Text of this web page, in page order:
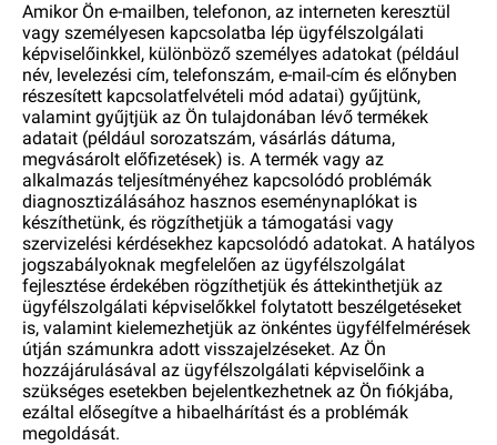
Amikor Ön e-mailben, telefonon, az interneten keresztül
vagy személyesen kapcsolatba lép ügyfélszolgálati
képviselőinkkel, különböző személyes adatokat (például
név, levelezési cím, telefonszám, e-mail-cím és előnyben
részesített kapcsolatfelvételi mód adatai) gyűjtünk,
valamint gyűjtjük az Ön tulajdonában lévő termékek
adatait (például sorozatszám, vásárlás dátuma,
megvásárolt előfizetések) is. A termék vagy az
alkalmazás teljesítményéhez kapcsolódó problémák
diagnosztizálásához hasznos eseménynaplókat is
készíthetünk, és rögzíthetjük a támogatási vagy
szervizelési kérdésekhez kapcsolódó adatokat. A hatályos
jogszabályoknak megfelelően az ügyfélszolgálat
fejlesztése érdekében rögzíthetjük és áttekinthetjük az
ügyfélszolgálati képviselőkkel folytatott beszélgetéseket
is, valamint kielemezhetjük az önkéntes ügyfélfelmérések
útján számunkra adott visszajelzéseket. Az Ön
hozzájárulásával az ügyfélszolgálati képviselőink a
szükséges esetekben bejelentkezhetnek az Ön fiókjába,
ezáltal elősegítve a hibaelhárítást és a problémák
megoldását.